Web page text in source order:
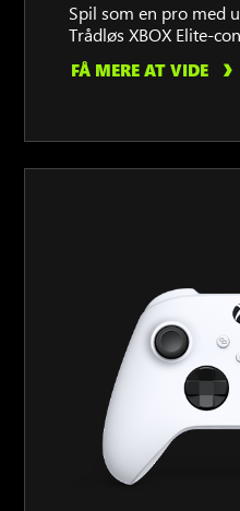
Spil som en pro med
Trådløs XBOX Elite-
FÅ MERE AT VIDE